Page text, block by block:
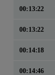
00:13:22
00:13:22
00:14:18
00:14:46